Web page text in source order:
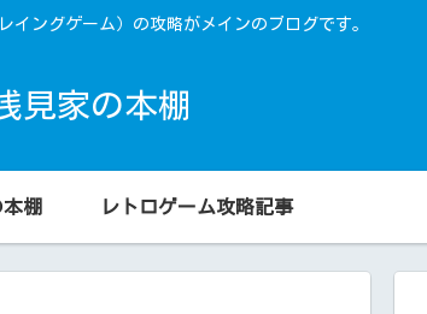
イングゲーム）の攻略がメインのブログです。
見家の本棚
棚 レトロゲーム攻略記事